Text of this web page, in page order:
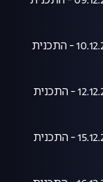
חדשות היום 10.12.24 - התכנית
חדשות היום 12.12.24 - התכנית
חדשות היום 15.12.24 - התכנית